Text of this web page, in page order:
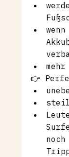
👉